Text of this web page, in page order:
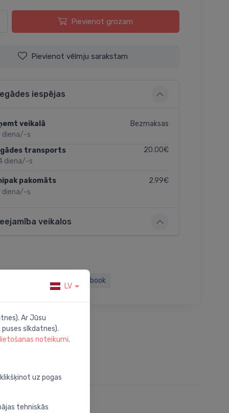
Pievienot grozam
Pievienot vēlmju sarakstam
iespējas
veikalā
diena/-s
Bezmaksas
transports
diena/-s
20.00€
pakomāts
diena/-s
2.99€
veikalos
Facebook
LV
Ar Jūsu
sīkdatnes).
noteikumi.
uz pogas
tehniskās